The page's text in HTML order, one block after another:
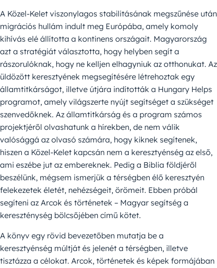
A Közel-Kelet viszonylagos stabilitásának megszűnése után
migrációs hullám indult meg Európába, amely komoly
kihívás elé állította a kontinens országait. Magyarország
azt a stratégiát választotta, hogy helyben segít a
rászorulóknak, hogy ne kelljen elhagyniuk az otthonukat. Az
üldözött keresztyének megsegítésére létrehoztak egy
államtitkárságot, illetve útjára indították a Hungary Helps
programot, amely világszerte nyújt segítséget a szükséget
szenvedőknek. Az államtitkárság és a program számos
projektjéről olvashatunk a hírekben, de nem válik
valósággá az olvasó számára, hogy kiknek segítenek,
hiszen a Közel-Kelet kapcsán nem a keresztyénség az első,
ami eszébe jut az embereknek. Pedig a Biblia földjéről
beszélünk, mégsem ismerjük a térségben élő keresztyén
felekezetek életét, nehézségeit, örömeit. Ebben próbál
segíteni az Arcok és történetek – Magyar segítség a
kereszténység bölcsőjében című kötet.
A könyv egy rövid bevezetőben mutatja be a
keresztyénség múltját és jelenét a térségben, illetve
tisztázza a célokat. Arcok, történetek és képek formájában